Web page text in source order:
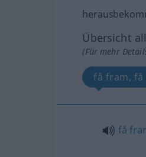
Übersicht
(Für mehr
få fram, få
få